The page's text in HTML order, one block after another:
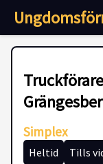
Simplex
Heltid Tills